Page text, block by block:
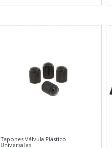
Tapones Válvula Plástico
Universales